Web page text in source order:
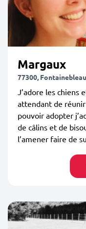
Margaux
77300, Fontainebleau
J’adore les chiens
attendant de
pouvoir adopter
de câlins et de
l’amener faire de